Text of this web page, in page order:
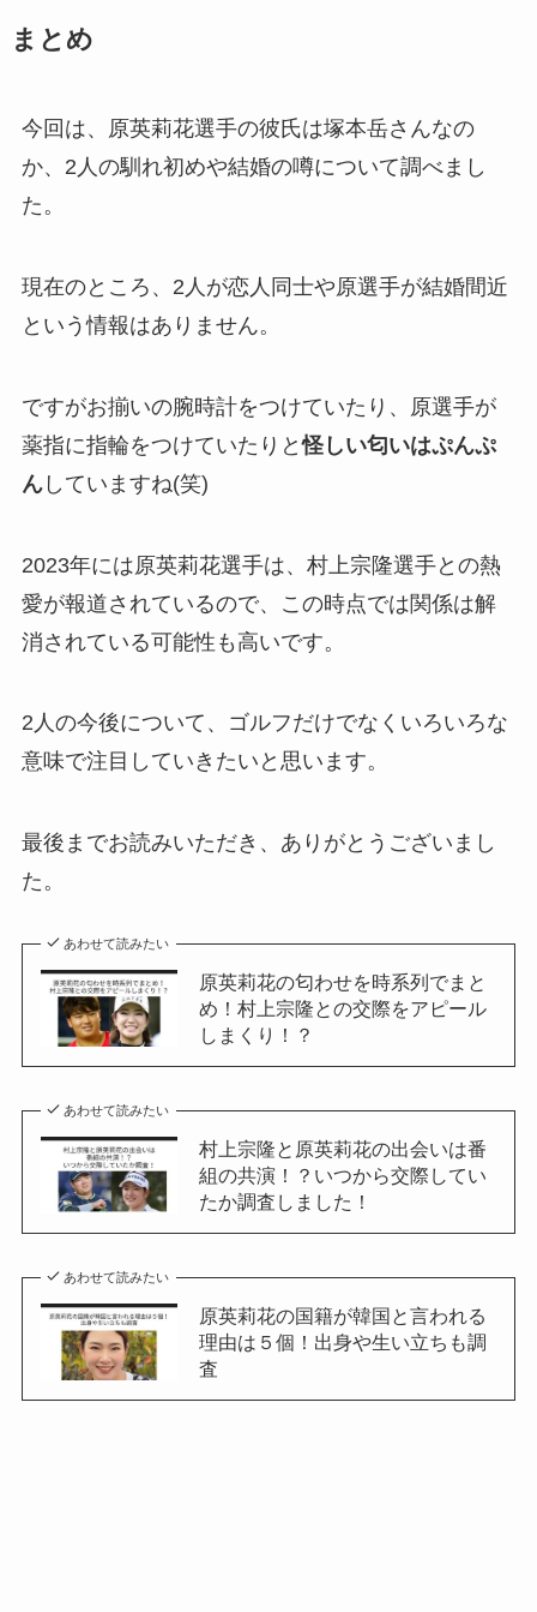
まとめ
今回は、原英莉花選手の彼氏は塚本岳さんなの
か、2人の馴れ初めや結婚の噂について調べまし
た。
現在のところ、2人が恋人同士や原選手が結婚間近
という情報はありません。
ですがお揃いの腕時計をつけていたり、原選手が
薬指に指輪をつけていたりと怪しい匂いはぷんぷ
んしていますね(笑)
2023年には原英莉花選手は、村上宗隆選手との熱
愛が報道されているので、この時点では関係は解
消されている可能性も高いです。
2人の今後について、ゴルフだけでなくいろいろな
意味で注目していきたいと思います。
最後までお読みいただき、ありがとうございまし
た。
あわせて読みたい
原英莉花の匂わせを時系列でまと
め！村上宗隆との交際をアピール
しまくり！？
あわせて読みたい
村上宗隆と原英莉花の出会いは番
組の共演！？いつから交際してい
たか調査しました！
あわせて読みたい
原英莉花の国籍が韓国と言われる
理由は５個！出身や生い立ちも調
査